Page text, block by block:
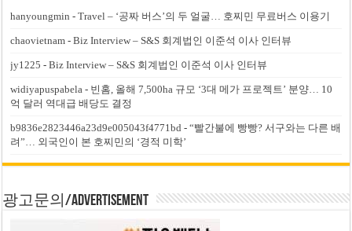
hanyoungmin -Travel – ‘공짜 버스’의 두 얼굴… 호찌민 무료버스 이용기
chaovietnam -Biz Interview – S&S 회계법인 이준석 이사 인터뷰
jy1225 -Biz Interview – S&S 회계법인 이준석 이사 인터뷰
widiyapuspabela - 빈홈, 올해 7,500ha 규모 ‘3대 메가 프로젝트’ 분양… 10
억 달러 역대급 배당도 결정
b9836e2823446a23d9e005043f4771bd -“빨간불에 빵빵? 서구와는 다른 배
려”… 외국인이 본 호찌민의 ‘경적 미학’
광고문의/Advertisement